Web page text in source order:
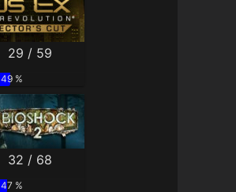
29 / 59
49 %
32 / 68
47 %